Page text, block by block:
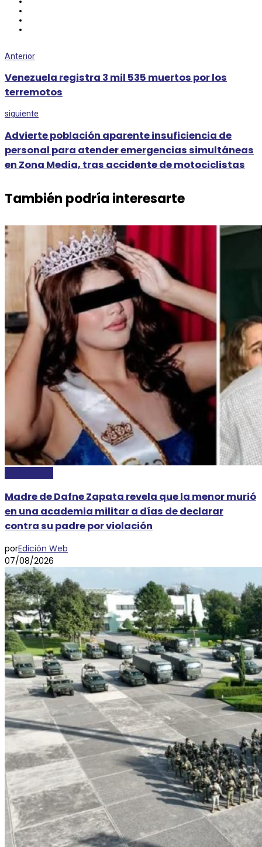
Anterior
Venezuela registra 3 mil 535 muertos por los
terremotos
siguiente
Advierte población aparente insuficiencia de
personal para atender emergencias simultáneas
en Zona Media, tras accidente de motociclistas
También podría interesarte
Madre de Dafne Zapata revela que la menor murió
en una academia militar a días de declarar
contra su padre por violación
porEdición Web
07/08/2026